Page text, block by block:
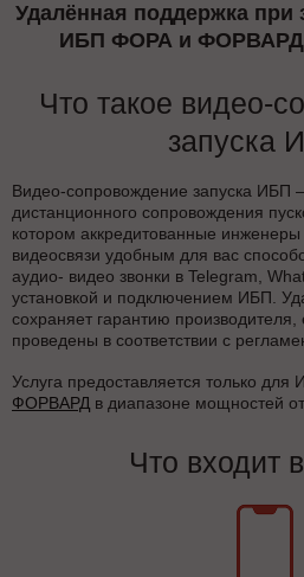
Удалённая поддержка при
ИБП ФОРА и ФОРВАРД
Что такое видео-
запуска
Видео-сопровождение запуска ИБП
дистанционного сопровождения
котором аккредитованные
видеосвязи удобным для вас
аудио- видео звонки в Telegram,
установкой и подключением ИБП.
сохраняет гарантию производителя,
проведены в соответствии с
Услуга предоставляется только
ФОРВАРД в диапазоне мощностей
Что входит